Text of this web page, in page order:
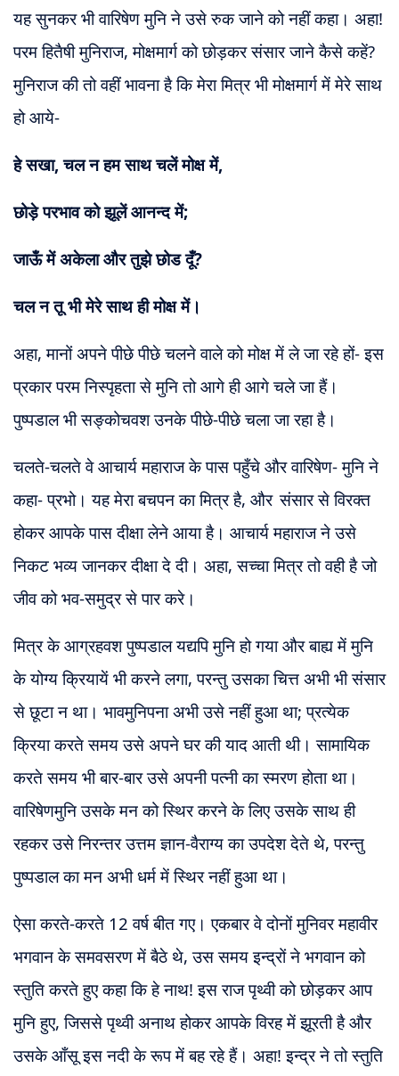
यह सुनकर भी वारिषेण मुनि ने उसे रुक जाने को नहीं कहा। अहा!
परम हितैषी मुनिराज, मोक्षमार्ग को छोड़कर संसार जाने कैसे कहें?
मुनिराज की तो वहीं भावना है कि मेरा मित्र भी मोक्षमार्ग में मेरे साथ
हो आये-
हे सखा, चल न हम साथ चलें मोक्ष में,
छोड़े परभाव को झूलें आनन्द में;
जाऊँ में अकेला और तुझे छोड दूँ?
चल न तू भी मेरे साथ ही मोक्ष में।
अहा, मानों अपने पीछे पीछे चलने वाले को मोक्ष में ले जा रहे हों- इस
प्रकार परम निस्पृहता से मुनि तो आगे ही आगे चले जा हैं।
पुष्पडाल भी सङ्कोचवश उनके पीछे-पीछे चला जा रहा है।
चलते-चलते वे आचार्य महाराज के पास पहुँचे और वारिषेण- मुनि ने
कहा- प्रभो। यह मेरा बचपन का मित्र है, और संसार से विरक्त
होकर आपके पास दीक्षा लेने आया है। आचार्य महाराज ने उसे
निकट भव्य जानकर दीक्षा दे दी। अहा, सच्चा मित्र तो वही है जो
जीव को भव-समुद्र से पार करे।
मित्र के आग्रहवश पुष्पडाल यद्यपि मुनि हो गया और बाह्य में मुनि
के योग्य क्रियायें भी करने लगा, परन्तु उसका चित्त अभी भी संसार
से छूटा न था। भावमुनिपना अभी उसे नहीं हुआ था; प्रत्येक
क्रिया करते समय उसे अपने घर की याद आती थी। सामायिक
करते समय भी बार-बार उसे अपनी पत्नी का स्मरण होता था।
वारिषेणमुनि उसके मन को स्थिर करने के लिए उसके साथ ही
रहकर उसे निरन्तर उत्तम ज्ञान-वैराग्य का उपदेश देते थे, परन्तु
पुष्पडाल का मन अभी धर्म में स्थिर नहीं हुआ था।
ऐसा करते-करते 12 वर्ष बीत गए। एकबार वे दोनों मुनिवर महावीर
भगवान के समवसरण में बैठे थे, उस समय इन्द्रों ने भगवान को
स्तुति करते हुए कहा कि हे नाथ! इस राज पृथ्वी को छोड़कर आप
मुनि हुए, जिससे पृथ्वी अनाथ होकर आपके विरह में झूरती है और
उसके आँसू इस नदी के रूप में बह रहे हैं। अहा! इन्द्र ने तो स्तुति